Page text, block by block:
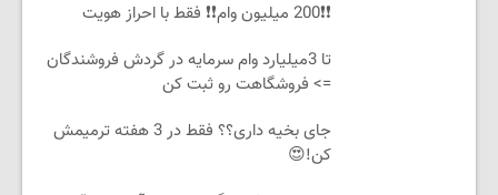
❗❗200 میلیون وام❗❗ فقط با احراز هویت
تا 3میلیارد وام سرمایه در گردش فروشندگان
=> فروشگاهت رو ثبت کن
جای بخیه داری؟؟ فقط در 3 هفته ترمیمش
کن!😍